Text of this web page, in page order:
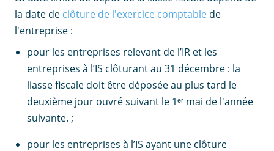
la date de clôture de l'exercice comptable de
l'entreprise :
pour les entreprises relevant de l’IR et les
entreprises à l’IS clôturant au 31 décembre : la
liasse fiscale doit être déposée au plus tard le
deuxième jour ouvré suivant le 1ᵉʳ mai de l'année
suivante. ;
pour les entreprises à l’IS ayant une clôture